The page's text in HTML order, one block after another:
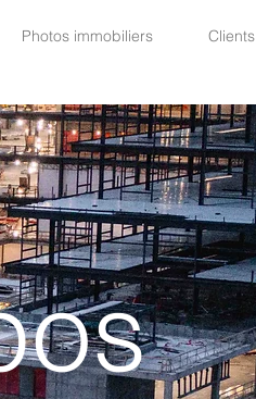
Photos immobiliers Clients